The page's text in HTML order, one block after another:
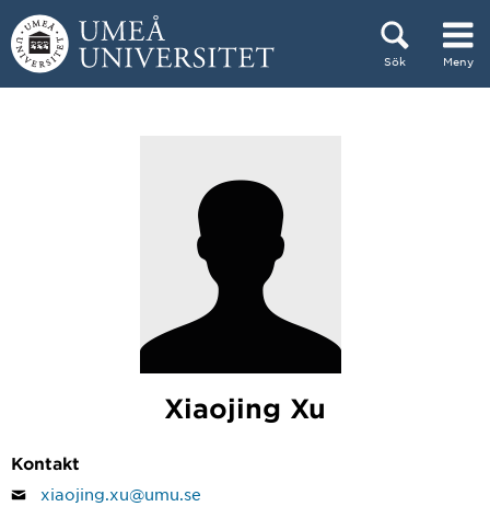
Hoppa direkt till innehållet
Sök Meny
Xiaojing Xu
Kontakt
xiaojing.xu@umu.se